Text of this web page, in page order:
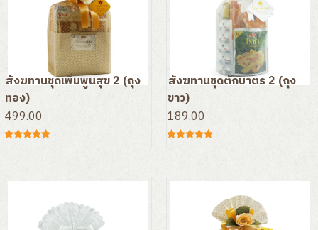
สังฆทานชุดเพิ่มพูนสุข 2 (ถุง
ทอง)
499.00
สังฆทานชุดตักบาตร 2 (ถุง
ขาว)
189.00